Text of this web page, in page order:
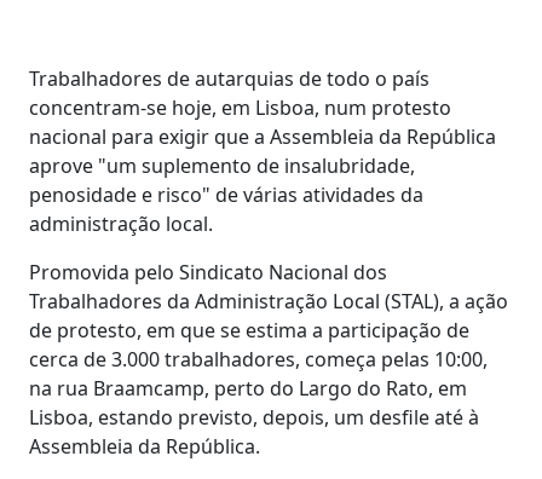
Trabalhadores de autarquias de todo o país
concentram-se hoje, em Lisboa, num protesto
nacional para exigir que a Assembleia da República
aprove "um suplemento de insalubridade,
penosidade e risco" de várias atividades da
administração local.
Promovida pelo Sindicato Nacional dos
Trabalhadores da Administração Local (STAL), a ação
de protesto, em que se estima a participação de
cerca de 3.000 trabalhadores, começa pelas 10:00,
na rua Braamcamp, perto do Largo do Rato, em
Lisboa, estando previsto, depois, um desfile até à
Assembleia da República.